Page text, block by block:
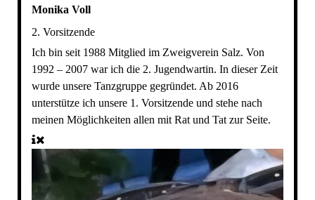
Monika Voll
2. Vorsitzende
Ich bin seit 1988 Mitglied im Zweigverein Salz. Von
1992 – 2007 war ich die 2. Jugendwartin. In dieser Zeit
wurde unsere Tanzgruppe gegründet. Ab 2016
unterstütze ich unsere 1. Vorsitzende und stehe nach
meinen Möglichkeiten allen mit Rat und Tat zur Seite.